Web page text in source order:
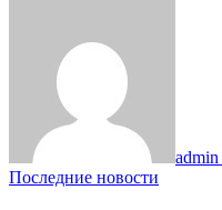
admin
Последние новости